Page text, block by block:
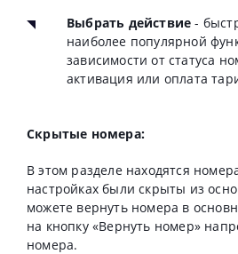
Выбрать действие -
наиболее популярной
зависимости от статуса
активация или оплата
Скрытые номера:
В этом разделе находятся
настройках были скрыты из
можете вернуть номера в
на кнопку «Вернуть номер»
номера.